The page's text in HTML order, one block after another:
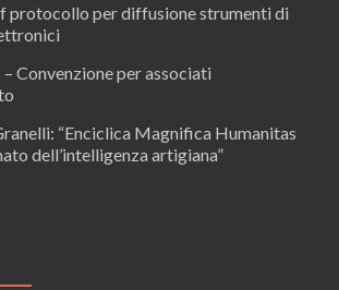
protocollo per diffusione strumenti di
Convenzione per associati
“Enciclica Magnifica Humanitas
dell’intelligenza artigiana”